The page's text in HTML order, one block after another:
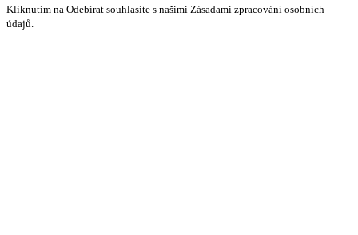
Kliknutím na Odebírat souhlasíte s našimi Zásadami zpracování osobních
údajů.